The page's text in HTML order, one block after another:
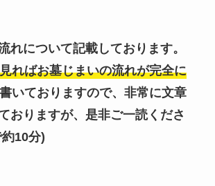
れについて記載しております。
ればお墓じまいの流れが完全に
いておりますので、非常に文章
おりますが、是非ご一読くださ
10分)